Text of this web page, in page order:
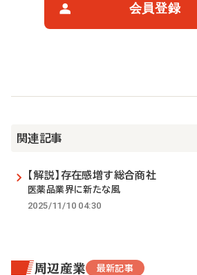
会員登録
関連記事
【解説】存在感増す総合商社
医薬品業界に新たな風
2025/11/10 04:30
周辺産業 最新記事